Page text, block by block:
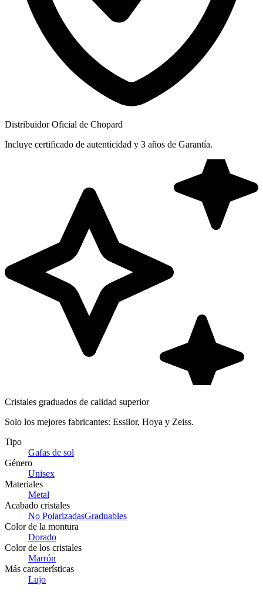
Distribuidor Oficial de Chopard
Incluye certificado de autenticidad y 3 años de Garantía.
Cristales graduados de calidad superior
Solo los mejores fabricantes: Essilor, Hoya y Zeiss.
Tipo
Gafas de sol
Género
Unisex
Materiales
Metal
Acabado cristales
No PolarizadasGraduables
Color de la montura
Dorado
Color de los cristales
Marrón
Más características
Lujo